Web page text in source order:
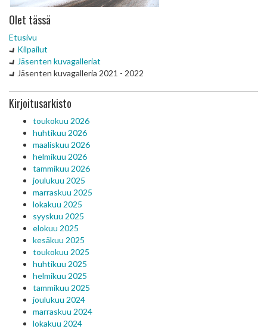
Olet tässä
Etusivu
Kilpailut
Jäsenten kuvagalleriat
Jäsenten kuvagalleria 2021 - 2022
Kirjoitusarkisto
toukokuu 2026
huhtikuu 2026
maaliskuu 2026
helmikuu 2026
tammikuu 2026
joulukuu 2025
marraskuu 2025
lokakuu 2025
syyskuu 2025
elokuu 2025
kesäkuu 2025
toukokuu 2025
huhtikuu 2025
helmikuu 2025
tammikuu 2025
joulukuu 2024
marraskuu 2024
lokakuu 2024